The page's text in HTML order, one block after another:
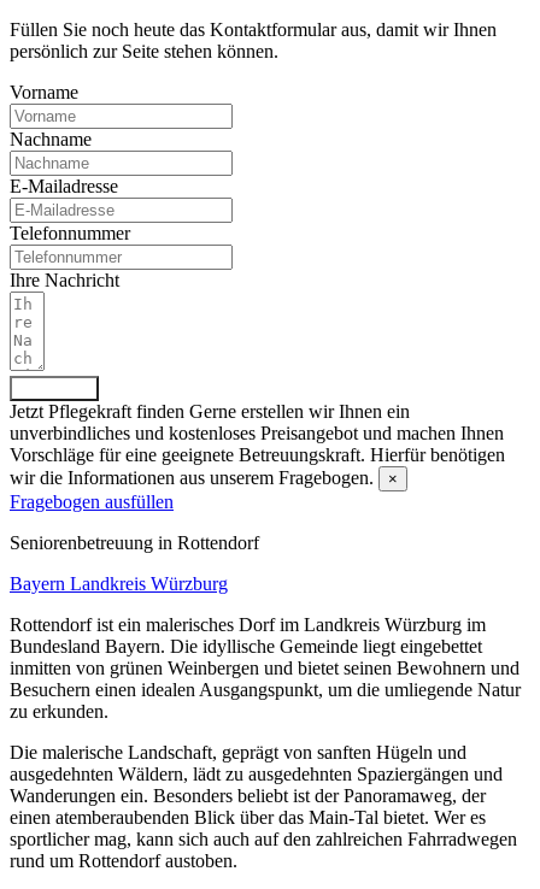
Füllen Sie noch heute das Kontaktformular aus, damit wir Ihnen
persönlich zur Seite stehen können.
Vorname
Nachname
E-Mailadresse
Telefonnummer
Ihre Nachricht
Jetzt Pflegekraft finden Gerne erstellen wir Ihnen ein
unverbindliches und kostenloses Preisangebot und machen Ihnen
Vorschläge für eine geeignete Betreuungskraft. Hierfür benötigen
wir die Informationen aus unserem Fragebogen.
×
Fragebogen ausfüllen
Senioren­betreuung in Rottendorf
Bayern Landkreis Würzburg
Rottendorf ist ein malerisches Dorf im Landkreis Würzburg im
Bundesland Bayern. Die idyllische Gemeinde liegt eingebettet
inmitten von grünen Weinbergen und bietet seinen Bewohnern und
Besuchern einen idealen Ausgangspunkt, um die umliegende Natur
zu erkunden.
Die malerische Landschaft, geprägt von sanften Hügeln und
ausgedehnten Wäldern, lädt zu ausgedehnten Spaziergängen und
Wanderungen ein. Besonders beliebt ist der Panoramaweg, der
einen atemberaubenden Blick über das Main-Tal bietet. Wer es
sportlicher mag, kann sich auch auf den zahlreichen Fahrradwegen
rund um Rottendorf austoben.